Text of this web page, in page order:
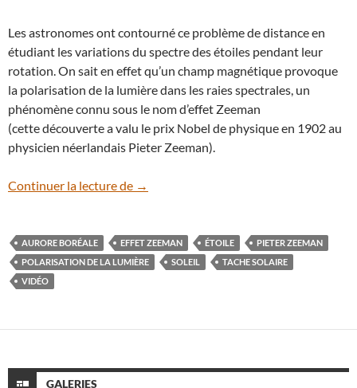
Les astronomes ont contourné ce problème de distance en
étudiant les variations du spectre des étoiles pendant leur
rotation. On sait en effet qu’un champ magnétique provoque
la polarisation de la lumière dans les raies spectrales, un
phénomène connu sous le nom d’effet Zeeman
(cette découverte a valu le prix Nobel de physique en 1902 au
physicien néerlandais Pieter Zeeman).
Continuer la lecture de En vidéo : pourquoi les étoiles sont-elles
→
AURORE BORÉALE EFFET ZEEMAN ÉTOILE
PIETER ZEEMAN
POLARISATION DE LA LUMIÈRE
SOLEIL
TACHE SOLAIRE
VIDÉO
GALERIES